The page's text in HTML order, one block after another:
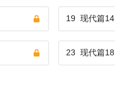
19 现代篇14
23 现代篇18